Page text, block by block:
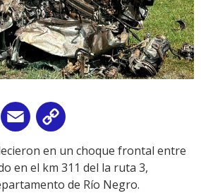
WhatsApp
Email
Link
en un choque frontal entre
en el km 311 del la ruta 3,
de Río Negro.